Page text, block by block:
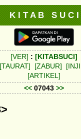
K I T A B S U C I
[VER] : [KITABSUCI]
[TAURAT]
[ZABUR]
[ARTIKEL]
<< 07043 >>